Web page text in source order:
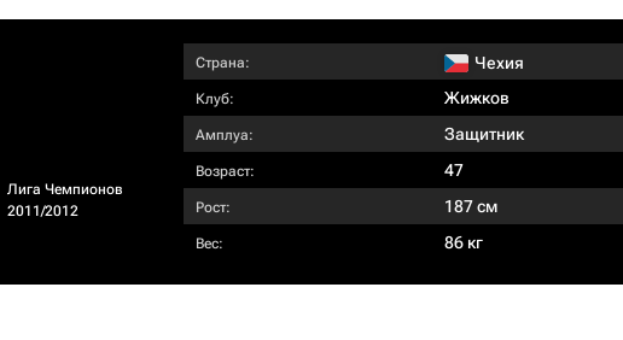
Лига Чемпионов
2011/2012
Страна: Чехия
Клуб: Жижков
Амплуа: Защитник
Возраст: 47
Рост: 187 см
Вес: 86 кг